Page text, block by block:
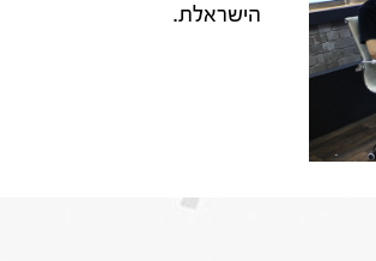
הישראלת.